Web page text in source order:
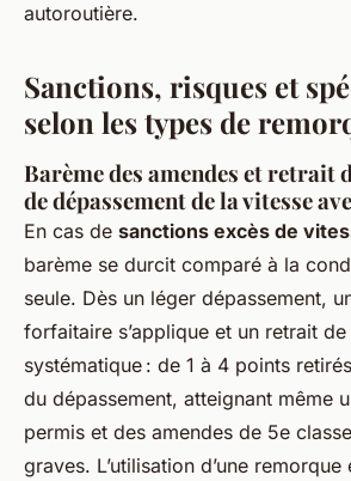
autoroutière.
Sanctions, risques et
selon les types de
Barème des amendes et retrait
de dépassement de la vitesse
En cas de sanctions excès de
barème se durcit comparé à la
seule. Dès un léger dépassement,
forfaitaire s’applique et un retrait
systématique : de 1 à 4 points
du dépassement, atteignant même
permis et des amendes de 5e
graves. L’utilisation d’une